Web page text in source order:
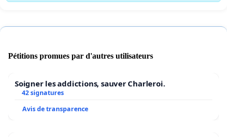
Pétitions promues par d'autres utilisateurs
Soigner les addictions, sauver Charleroi.
42 signatures
Avis de transparence